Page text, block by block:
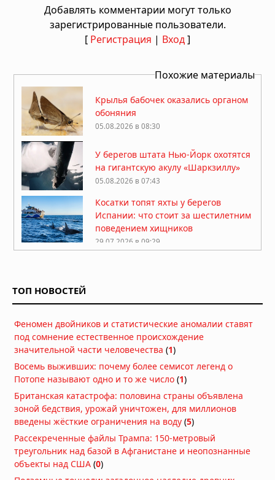
Добавлять комментарии могут только
зарегистрированные пользователи.
[ Регистрация | Вход]
Похожие материалы
Крылья бабочек оказались органом
обоняния
05.08.2026 в 08:30
У берегов штата Нью-Йорк охотятся
на гигантскую акулу «Шаркзиллу»
05.08.2026 в 07:43
Косатки топят яхты у берегов
Испании: что стоит за шестилетним
поведением хищников
29.07.2026 в 09:29
дьявола: находка возрастом 23
миллиона лет переписывает
историю сумчатых хищников
21.07.2026 в 06:30
Гиены оказались мастерами
общения: они используют 13 звуков
и «улыбку», чтобы игра не
переросла в драку
В Китае нашли предка пауков
возрастом 518 млн лет с зачатками
клыков
ТОП НОВОСТЕЙ
Феномен двойников и статистические аномалии ставят
под сомнение естественное происхождение
значительной части человечества (1)
Восемь выживших: почему более семисот легенд о
Потопе называют одно и то же число (1)
Британская катастрофа: половина страны объявлена
зоной бедствия, урожай уничтожен, для миллионов
введены жёсткие ограничения на воду (5)
Рассекреченные файлы Трампа: 150-метровый
треугольник над базой в Афганистане и неопознанные
объекты над США (0)